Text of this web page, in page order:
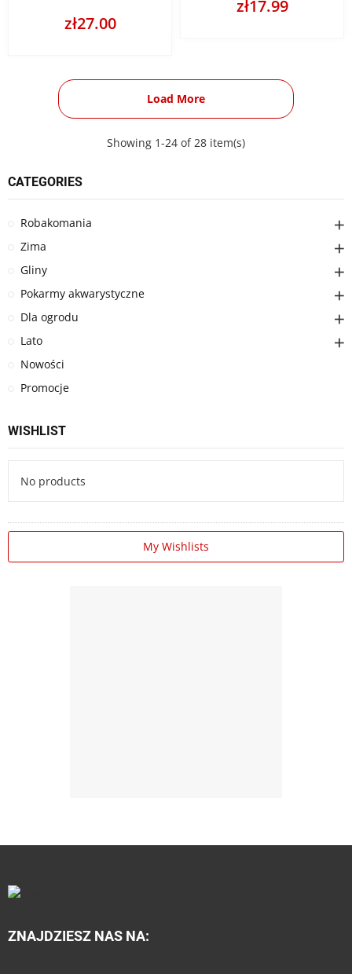
zł27.00
zł17.99
Load More
Showing 1-24 of 28 item(s)
CATEGORIES
Robakomania
Zima
Gliny
Pokarmy akwarystyczne
Dla ogrodu
Lato
Nowości
Promocje
WISHLIST
No products
My Wishlists
ZNAJDZIESZ NAS NA: